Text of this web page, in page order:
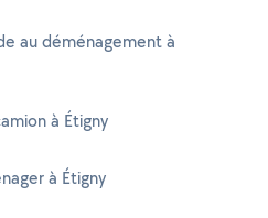
au déménagement à
à Étigny
à Étigny